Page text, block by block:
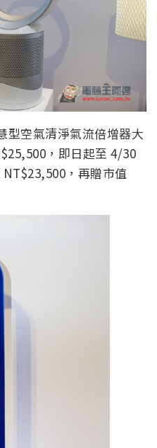
空氣清淨氣流倍增器大
，即日起至 4/30
，再贈市值